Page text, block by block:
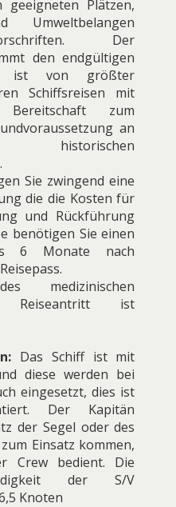
Plätzen,
Umweltbelangen
Der
den endgültigen
ist von größter
Schiffsreisen mit
Bereitschaft zum
an
Sie zwingend eine
die die Kosten für
und Rückführung
benötigen Sie einen
6 Monate nach
medizinischen
Reiseantritt ist
Das Schiff ist mit
diese werden bei
eingesetzt, dies ist
Der Kapitän
der Segel oder des
Einsatz kommen,
Crew bedient. Die
der S/V
Knoten